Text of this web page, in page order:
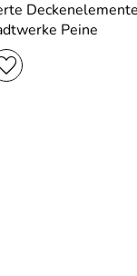
Peine